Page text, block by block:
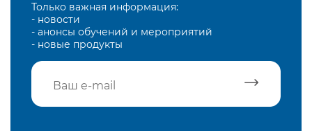
Только важная информация:
- новости
- анонсы обучений и мероприятий
- новые продукты